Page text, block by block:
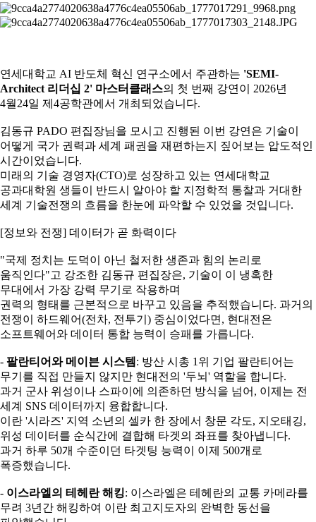
연세대학교 AI 반도체 혁신 연구소에서 주관하는 'SEMI-
Architect 리더십 2' 마스터클래스의 첫 번째 강연이 2026년
4월24일 제4공학관에서 개최되었습니다.
김동규 PADO 편집장님을 모시고 진행된 이번 강연은 기술이
어떻게 국가 권력과 세계 패권을 재편하는지 짚어보는 압도적인
시간이었습니다.
미래의 기술 경영자(CTO)로 성장하고 있는 연세대학교
공과대학원 생들이 반드시 알아야 할 지정학적 통찰과 거대한
세계 기술전쟁의 흐름을 한눈에 파악할 수 있었을 것입니다.
[정보와 전쟁] 데이터가 곧 화력이다
"국제 정치는 도덕이 아닌 철저한 생존과 힘의 논리로
움직인다"고 강조한 김동규 편집장은, 기술이 이 냉혹한
무대에서 가장 강력 무기로 작용하며
권력의 형태를 근본적으로 바꾸고 있음을 추적했습니다. 과거의
전쟁이 하드웨어(전차, 전투기) 중심이었다면, 현대전은
소프트웨어와 데이터 통합 능력이 승패를 가릅니다.
- 팔란티어와 메이븐 시스템 : 방산 시총 1위 기업 팔란티어는
무기를 직접 만들지 않지만 현대전의 '두뇌' 역할을 합니다.
과거 군사 위성이나 스파이에 의존하던 방식을 넘어, 이제는 전
세계 SNS 데이터까지 융합합니다.
이란 '시라즈' 지역 소년의 셀카 한 장에서 창문 각도, 지오태깅,
위성 데이터를 순식간에 결합해 타겟의 좌표를 찾아냅니다.
과거 하루 50개 수준이던 타겟팅 능력이 이제 500개로
폭증했습니다.
- 이스라엘의 테헤란 해킹: 이스라엘은 테헤란의 교통 카메라를
무려 3년간 해킹하여 이란 최고지도자의 완벽한 동선을